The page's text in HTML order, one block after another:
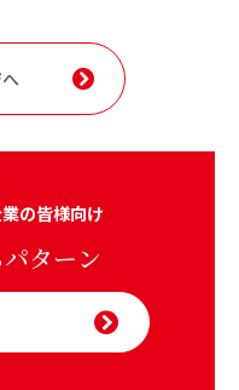
の皆様向け
ターン